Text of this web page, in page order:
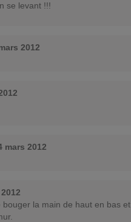
se levant !!!
2012
mars 2012
la main de haut en bas et